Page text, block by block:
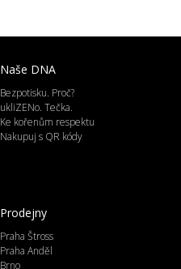
Naše DNA
Bezpotisku. Proč?
ukliZENo. Tečka.
Ke kořenům respektu
Nakupuj s QR kódy
Prodejny
Praha Štross
Praha Anděl
Brno